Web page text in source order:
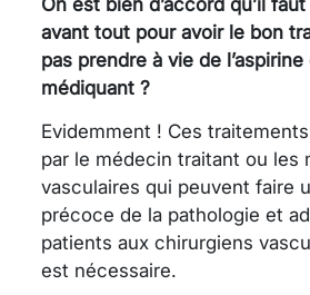
avant tout pour avoir le bon
pas prendre à vie de l’aspirine
médiquant ?
Evidemment ! Ces
par le médecin traitant ou les
vasculaires qui peuvent faire
précoce de la pathologie et
patients aux chirurgiens
est nécessaire.